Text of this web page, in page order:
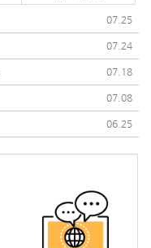
07.25
07.24
07.18
07.08
06.25